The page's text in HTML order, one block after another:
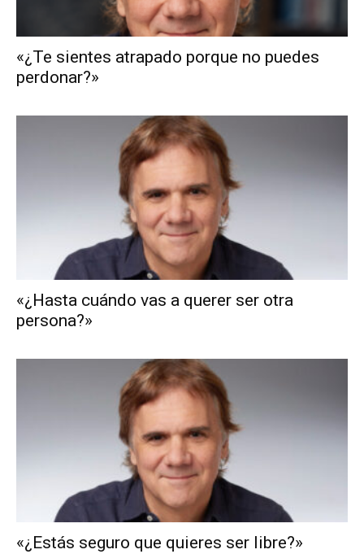
«¿Te sientes atrapado porque no puedes
perdonar?»
«¿Hasta cuándo vas a querer ser otra
persona?»
«¿Estás seguro que quieres ser libre?»